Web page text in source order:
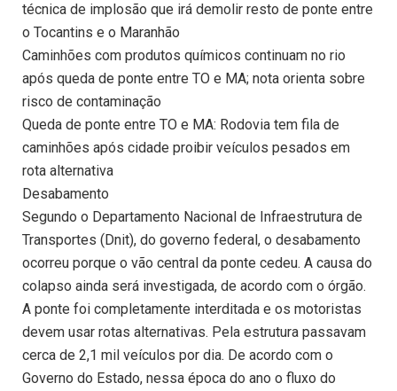
técnica de implosão que irá demolir resto de ponte entre
o Tocantins e o Maranhão
Caminhões com produtos químicos continuam no rio
após queda de ponte entre TO e MA; nota orienta sobre
risco de contaminação
Queda de ponte entre TO e MA: Rodovia tem fila de
caminhões após cidade proibir veículos pesados em
rota alternativa
Desabamento
Segundo o Departamento Nacional de Infraestrutura de
Transportes (Dnit), do governo federal, o desabamento
ocorreu porque o vão central da ponte cedeu. A causa do
colapso ainda será investigada, de acordo com o órgão.
A ponte foi completamente interditada e os motoristas
devem usar rotas alternativas. Pela estrutura passavam
cerca de 2,1 mil veículos por dia. De acordo com o
Governo do Estado, nessa época do ano o fluxo do